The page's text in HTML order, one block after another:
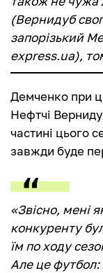
(Вернидуб
запорізький
express.ua),
Демченко при
Нефтчі
частині цього
завжди буде
«Звісно, мені
конкуренту
їм по ходу
Але це футбол: